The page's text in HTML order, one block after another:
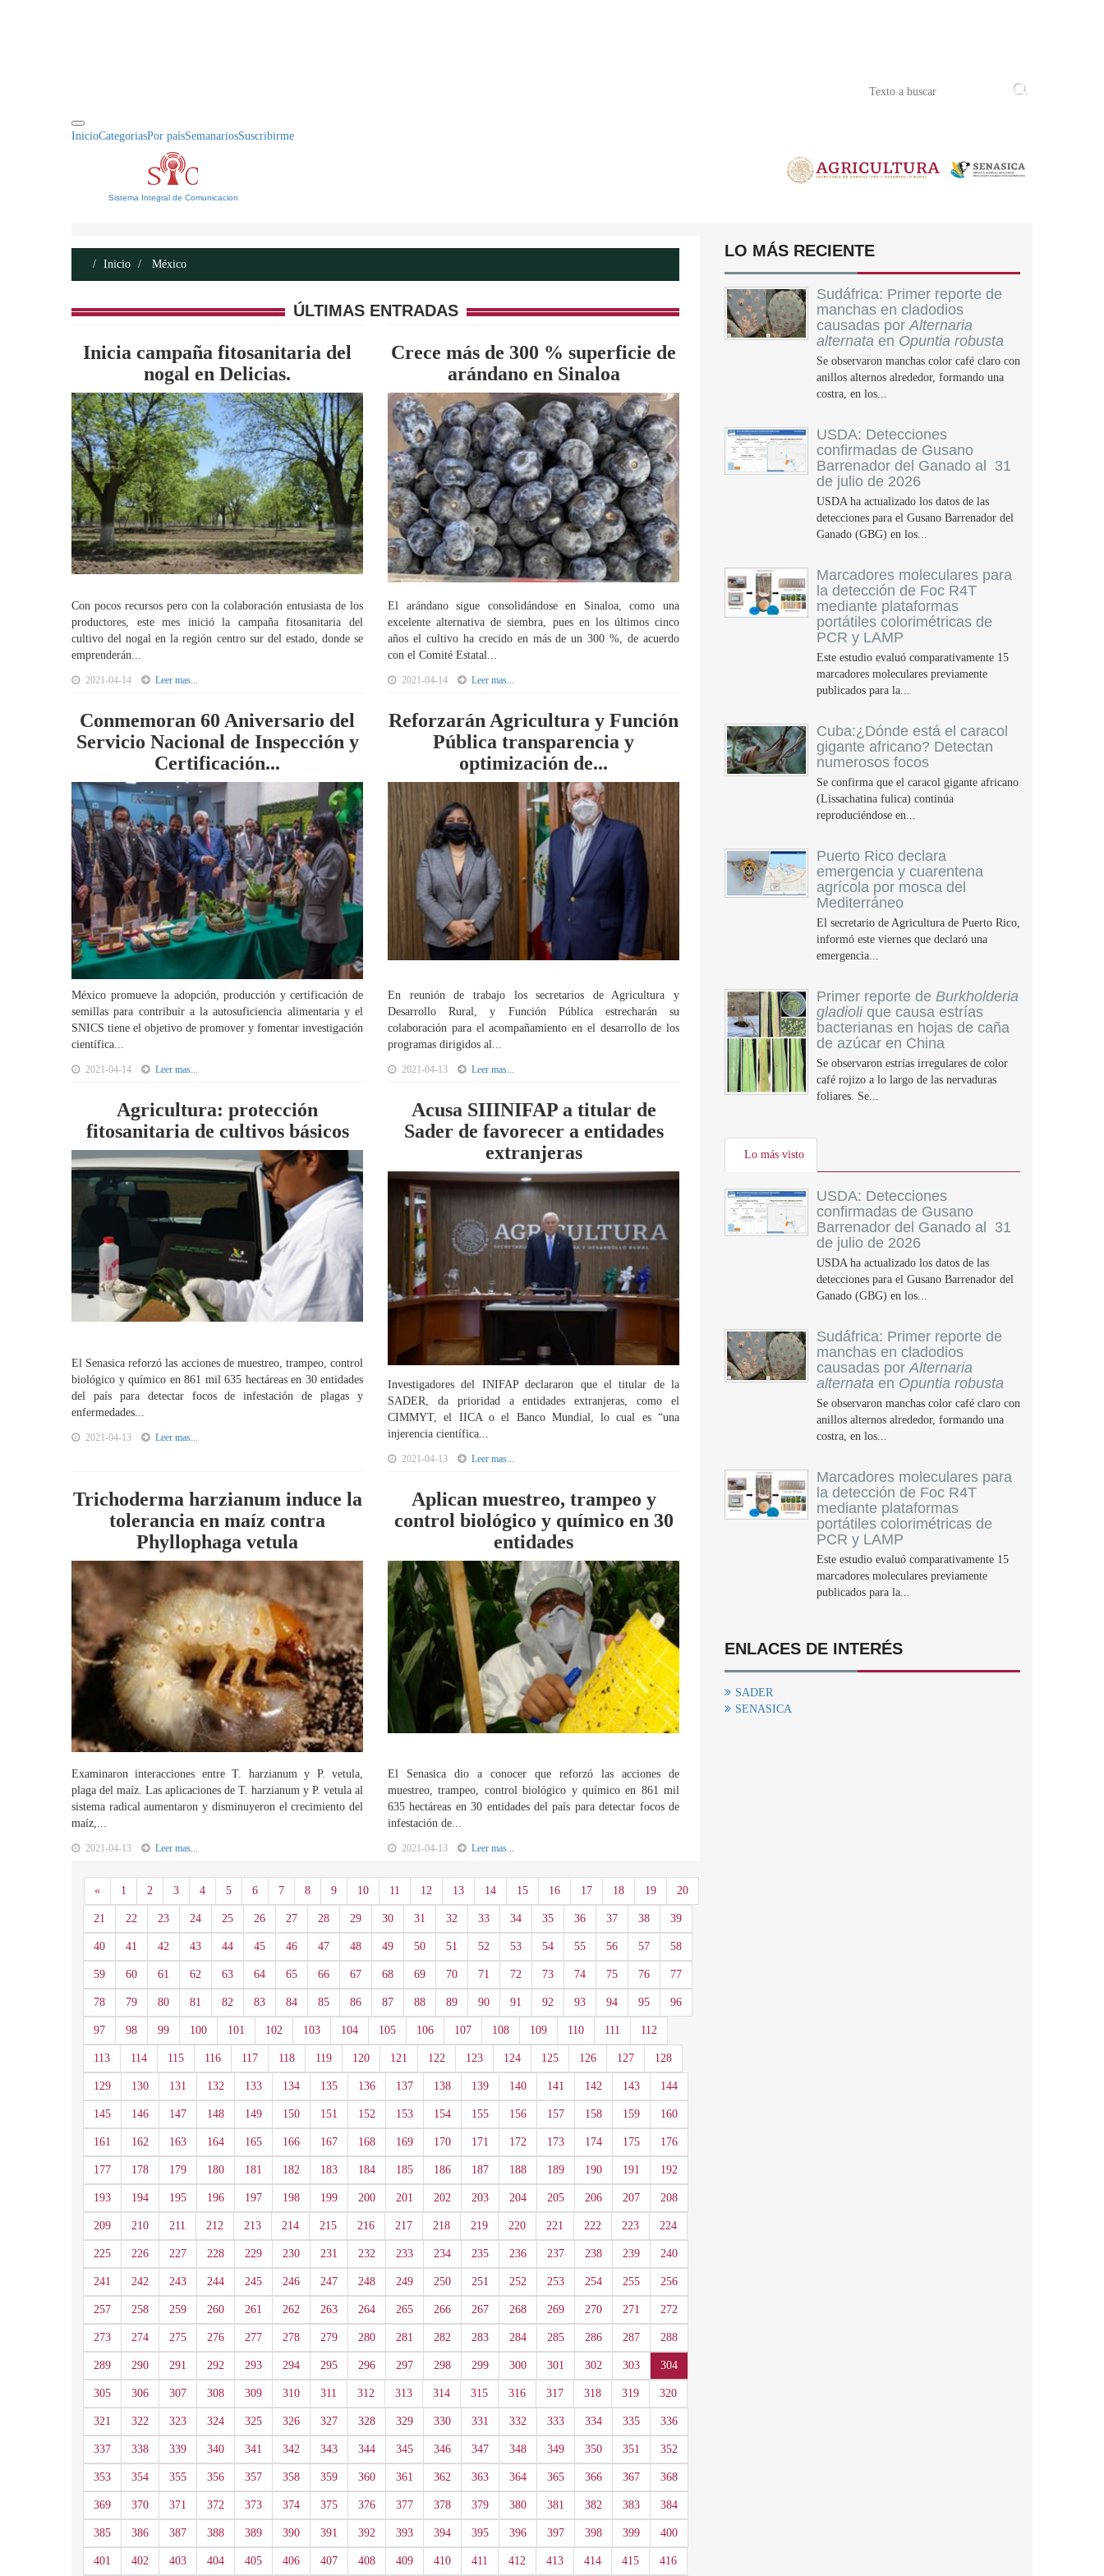
InicioCategoriasPor paísSemanariosSuscribirme
Sistema Integral de Comunicacion
Inicio México
ÚLTIMAS ENTRADAS
Inicia campaña fitosanitaria del
nogal en Delicias.
Con pocos recursos pero con la colaboración entusiasta de los
productores, este mes inició la campaña fitosanitaria del
cultivo del nogal en la región centro sur del estado, donde se
emprenderán...
2021-04-14 Leer mas...
Crece más de 300 % superficie de
arándano en Sinaloa
El arándano sigue consolidándose en Sinaloa, como una
excelente alternativa de siembra, pues en los últimos cinco
años el cultivo ha crecido en más de un 300 %, de acuerdo
con el Comité Estatal...
2021-04-14 Leer mas...
Conmemoran 60 Aniversario del
Servicio Nacional de Inspección y
Certificación...
México promueve la adopción, producción y certificación de
semillas para contribuir a la autosuficiencia alimentaria y el
SNICS tiene el objetivo de promover y fomentar investigación
científica...
2021-04-14 Leer mas...
Reforzarán Agricultura y Función
Pública transparencia y
optimización de...
En reunión de trabajo los secretarios de Agricultura y
Desarrollo Rural, y Función Pública estrecharán su
colaboración para el acompañamiento en el desarrollo de los
programas dirigidos al...
2021-04-13 Leer mas...
Agricultura: protección
fitosanitaria de cultivos básicos
El Senasica reforzó las acciones de muestreo, trampeo, control
biológico y químico en 861 mil 635 hectáreas en 30 entidades
del país para detectar focos de infestación de plagas y
enfermedades...
2021-04-13 Leer mas...
Acusa SIIINIFAP a titular de
Sader de favorecer a entidades
extranjeras
Investigadores del INIFAP declararon que el titular de la
SADER, da prioridad a entidades extranjeras, como el
CIMMYT, el IICA o el Banco Mundial, lo cual es “una
injerencia científica...
2021-04-13 Leer mas...
Trichoderma harzianum induce la
tolerancia en maíz contra
Phyllophaga vetula
Examinaron interacciones entre T. harzianum y P. vetula,
plaga del maíz. Las aplicaciones de T. harzianum y P. vetula al
sistema radical aumentaron y disminuyeron el crecimiento del
maíz,...
2021-04-13 Leer mas...
Aplican muestreo, trampeo y
control biológico y químico en 30
entidades
El Senasica dio a conocer que reforzó las acciones de
muestreo, trampeo, control biológico y químico en 861 mil
635 hectáreas en 30 entidades del país para detectar focos de
infestación de...
2021-04-13 Leer mas...
«Anterior
1 2 3 4 5 6 7 8 9 10 11 12 13 14 15 16 17 18 19 20
21 22 23 24 25 26 27 28 29 30 31 32 33 34 35 36 37 38 39
40 41 42 43 44 45 46 47 48 49 50 51 52 53 54 55 56 57 58
59 60 61 62 63 64 65 66 67 68 69 70 71 72 73 74 75 76 77
78 79 80 81 82 83 84 85 86 87 88 89 90 91 92 93 94 95 96
97 98 99 100 101 102 103 104 105 106 107 108 109 110 111 112
113 114 115 116 117 118 119 120 121 122 123 124 125 126 127 128
129 130 131 132 133 134 135 136 137 138 139 140 141 142 143 144
145 146 147 148 149 150 151 152 153 154 155 156 157 158 159 160
161 162 163 164 165 166 167 168 169 170 171 172 173 174 175 176
177 178 179 180 181 182 183 184 185 186 187 188 189 190 191 192
193 194 195 196 197 198 199 200 201 202 203 204 205 206 207 208
209 210 211 212 213 214 215 216 217 218 219 220 221 222 223 224
225 226 227 228 229 230 231 232 233 234 235 236 237 238 239 240
241 242 243 244 245 246 247 248 249 250 251 252 253 254 255 256
257 258 259 260 261 262 263 264 265 266 267 268 269 270 271 272
273 274 275 276 277 278 279 280 281 282 283 284 285 286 287 288
289 290 291 292 293 294 295 296 297 298 299 300 301 302 303 304
305 306 307 308 309 310 311 312 313 314 315 316 317 318 319 320
321 322 323 324 325 326 327 328 329 330 331 332 333 334 335 336
337 338 339 340 341 342 343 344 345 346 347 348 349 350 351 352
353 354 355 356 357 358 359 360 361 362 363 364 365 366 367 368
369 370 371 372 373 374 375 376 377 378 379 380 381 382 383 384
385 386 387 388 389 390 391 392 393 394 395 396 397 398 399 400
401 402 403 404 405 406 407 408 409 410 411 412 413 414 415 416
LO MÁS RECIENTE
Sudáfrica: Primer reporte de
manchas en cladodios
causadas porAlternaria
alternata en Opuntia robusta
Se observaron manchas color café claro con
anillos alternos alrededor, formando una
costra, en los...
USDA: Detecciones
confirmadas de Gusano
Barrenador del Ganado al 31
de julio de 2026
USDA ha actualizado los datos de las
detecciones para el Gusano Barrenador del
Ganado (GBG) en los...
Marcadores moleculares para
la detección de Foc R4T
mediante plataformas
portátiles colorimétricas de
PCR y LAMP
Este estudio evaluó comparativamente 15
marcadores moleculares previamente
publicados para la...
Cuba:¿Dónde está el caracol
gigante africano? Detectan
numerosos focos
Se confirma que el caracol gigante africano
(Lissachatina fulica) continúa
reproduciéndose en...
Puerto Rico declara
emergencia y cuarentena
agrícola por mosca del
Mediterráneo
El secretario de Agricultura de Puerto Rico,
informó este viernes que declaró una
emergencia...
Primer reporte de Burkholderia
gladiolique causa estrías
bacterianas en hojas de caña
de azúcar en China
Se observaron estrías irregulares de color
café rojizo a lo largo de las nervaduras
foliares. Se...
Lo más visto
USDA: Detecciones
confirmadas de Gusano
Barrenador del Ganado al 31
de julio de 2026
USDA ha actualizado los datos de las
detecciones para el Gusano Barrenador del
Ganado (GBG) en los...
Sudáfrica: Primer reporte de
manchas en cladodios
causadas porAlternaria
alternata en Opuntia robusta
Se observaron manchas color café claro con
anillos alternos alrededor, formando una
costra, en los...
Marcadores moleculares para
la detección de Foc R4T
mediante plataformas
portátiles colorimétricas de
PCR y LAMP
Este estudio evaluó comparativamente 15
marcadores moleculares previamente
publicados para la...
ENLACES DE INTERÉS
SADER
SENASICA